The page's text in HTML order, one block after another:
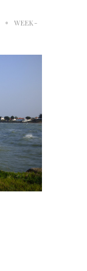
•
WEEK-